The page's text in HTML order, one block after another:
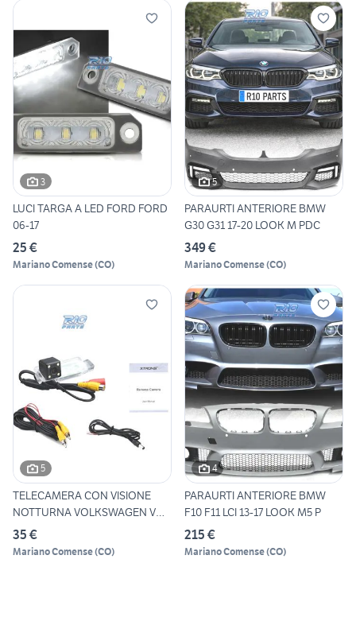
3
LUCI TARGA A LED FORD FORD
06-17
25 €
Mariano Comense(CO)
5
PARAURTI ANTERIORE BMW
G30 G31 17-20 LOOK M PDC
349 €
Mariano Comense(CO)
5
TELECAMERA CON VISIONE
NOTTURNA VOLKSWAGEN VW
GOLF
35 €
Mariano Comense(CO)
4
PARAURTI ANTERIORE BMW
F10 F11 LCI 13-17 LOOK M5 P
215 €
Mariano Comense(CO)